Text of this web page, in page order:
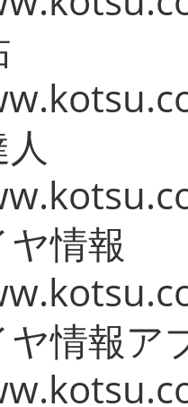
情報
情報ア